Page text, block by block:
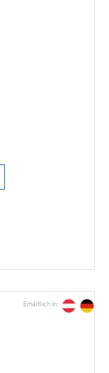
Erhältlich in: